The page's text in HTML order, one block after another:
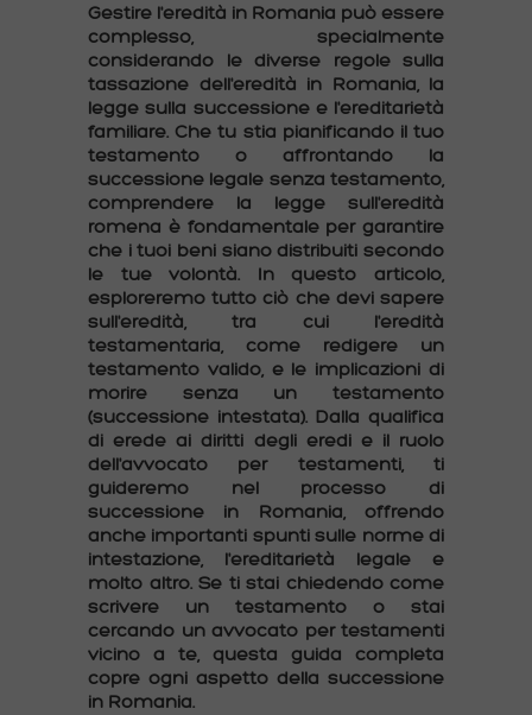
Gestire l'eredità in Romania può essere
complesso, specialmente
considerando le diverse regole sulla
tassazione dell'eredità in Romania, la
legge sulla successione e l'ereditarietà
familiare. Che tu stia pianificando il tuo
testamento o affrontando la
successione legale senza testamento,
comprendere la legge sull'eredità
romena è fondamentale per garantire
che i tuoi beni siano distribuiti secondo
le tue volontà. In questo articolo,
esploreremo tutto ciò che devi sapere
sull'eredità, tra cui l'eredità
testamentaria, come redigere un
testamento valido, e le implicazioni di
morire senza un testamento
(successione intestata). Dalla qualifica
di erede ai diritti degli eredi e il ruolo
dell'avvocato per testamenti, ti
guideremo nel processo di
successione in Romania, offrendo
anche importanti spunti sulle norme di
intestazione, l'ereditarietà legale e
molto altro. Se ti stai chiedendo come
scrivere un testamento o stai
cercando un avvocato per testamenti
vicino a te, questa guida completa
copre ogni aspetto della successione
in Romania.